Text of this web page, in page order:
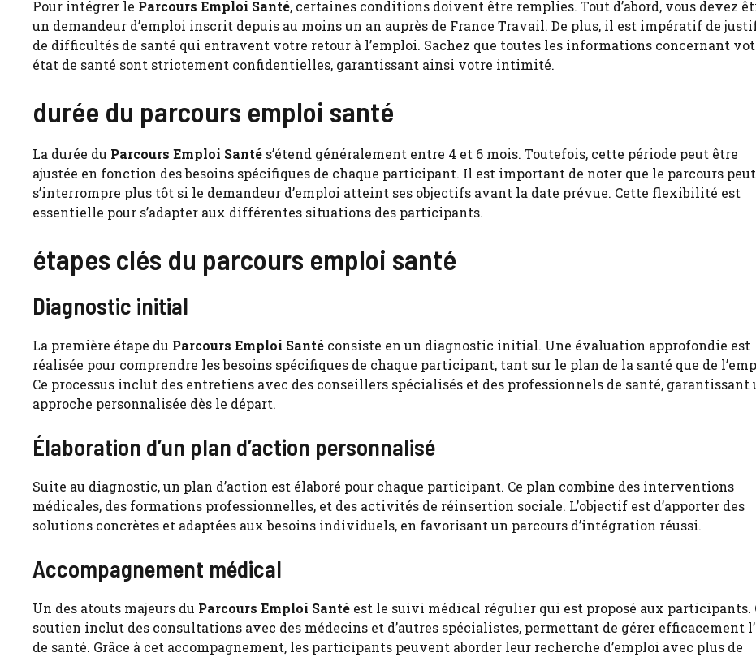
Pour intégrer le Parcours Emploi Santé, certaines conditions doivent être remplies. Tout d’abord, vous devez
un demandeur d’emploi inscrit depuis au moins un an auprès de France Travail. De plus, il est impératif de
de difficultés de santé qui entravent votre retour à l’emploi. Sachez que toutes les informations concernant
état de santé sont strictement confidentielles, garantissant ainsi votre intimité.
durée du parcours emploi santé
La durée du Parcours Emploi Santé s’étend généralement entre 4 et 6 mois. Toutefois, cette période peut être
ajustée en fonction des besoins spécifiques de chaque participant. Il est important de noter que le parcours peut
s’interrompre plus tôt si le demandeur d’emploi atteint ses objectifs avant la date prévue. Cette flexibilité est
essentielle pour s’adapter aux différentes situations des participants.
étapes clés du parcours emploi santé
Diagnostic initial
La première étape du Parcours Emploi Santé consiste en un diagnostic initial. Une évaluation approfondie est
réalisée pour comprendre les besoins spécifiques de chaque participant, tant sur le plan de la santé que de
Ce processus inclut des entretiens avec des conseillers spécialisés et des professionnels de santé, garantissant
approche personnalisée dès le départ.
Élaboration d’un plan d’action personnalisé
Suite au diagnostic, un plan d’action est élaboré pour chaque participant. Ce plan combine des interventions
médicales, des formations professionnelles, et des activités de réinsertion sociale. L’objectif est d’apporter des
solutions concrètes et adaptées aux besoins individuels, en favorisant un parcours d’intégration réussi.
Accompagnement médical
Un des atouts majeurs du Parcours Emploi Santé est le suivi médical régulier qui est proposé aux participants.
soutien inclut des consultations avec des médecins et d’autres spécialistes, permettant de gérer efficacement
de santé. Grâce à cet accompagnement, les participants peuvent aborder leur recherche d’emploi avec plus de